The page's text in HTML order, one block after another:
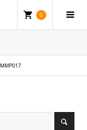
0
MMP017